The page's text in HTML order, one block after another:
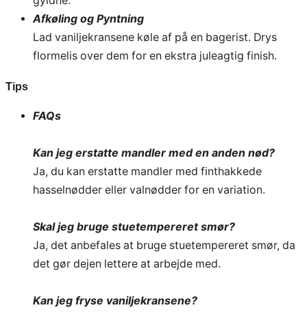
Afkøling og Pyntning
Lad vaniljekransene køle af på en bagerist. Drys
flormelis over dem for en ekstra juleagtig finish.
Tips
FAQs
Kan jeg erstatte mandler med en anden nød?
Ja, du kan erstatte mandler med finthakkede
hasselnødder eller valnødder for en variation.
Skal jeg bruge stuetempereret smør?
Ja, det anbefales at bruge stuetempereret smør, da
det gør dejen lettere at arbejde med.
Kan jeg fryse vaniljekransene?